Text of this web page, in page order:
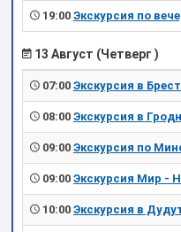
19:00 Экскурсия по
13 Август (Четверг )
07:00 Экскурсия в
08:00 Экскурсия в
09:00 Экскурсия по
09:00 Экскурсия Мир -
10:00 Экскурсия в